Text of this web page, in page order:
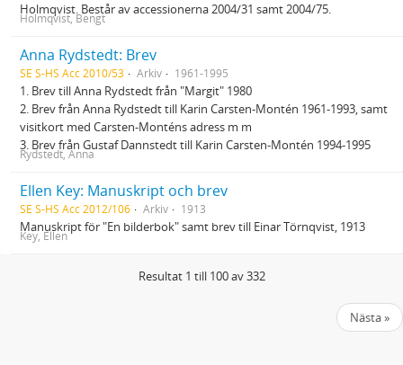
Holmqvist. Består av accessionerna 2004/31 samt 2004/75.
Holmqvist, Bengt
Anna Rydstedt: Brev
SE S-HS Acc 2010/53 Arkiv 1961-1995
1. Brev till Anna Rydstedt från "Margit" 1980
2. Brev från Anna Rydstedt till Karin Carsten-Montén 1961-1993, samt
visitkort med Carsten-Monténs adress m m
3. Brev från Gustaf Dannstedt till Karin Carsten-Montén 1994-1995
Rydstedt, Anna
Ellen Key: Manuskript och brev
SE S-HS Acc 2012/106 Arkiv 1913
Manuskript för "En bilderbok" samt brev till Einar Törnqvist, 1913
Key, Ellen
Resultat 1 till 100 av 332
Nästa »